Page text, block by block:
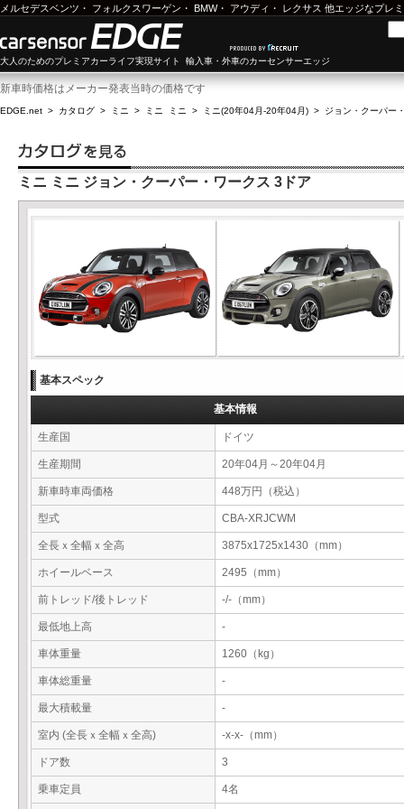
メルセデスベンツ ・ フォルクスワーゲン ・ BMW・ アウディ ・ レクサス 他エッジなプレ
大人のためのプレミアカーライフ実現サイト 輸入車・外車のカーセンサーエッジ
新車時価格はメーカー発表当時の価格です
EDGE.net > カタログ > ミニ > ミニ ミニ > ミニ(20年04月-20年04月) > ジョン・クーパー
ミニ ミニ ジョン・クーパー・ワークス 3ドア
基本スペック
基本情報
生産国 ドイツ
生産期間 20年04月～20年04月
新車時車両価格 448万円（税込）
型式 CBA-XRJCWM
全長ｘ全幅ｘ全高 3875x1725x1430（mm）
ホイールベース 2495（mm）
前トレッド/後トレッド -/-（mm）
最低地上高 -
車体重量 1260（kg）
車体総重量 -
最大積載量 -
室内 (全長ｘ全幅ｘ全高) -x-x-（mm）
ドア数 3
乗車定員 4名